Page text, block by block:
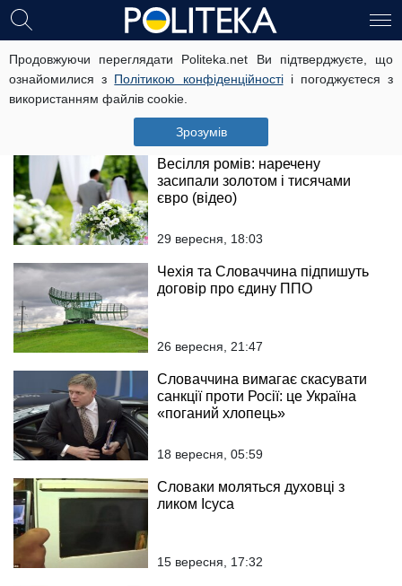
Продовжуючи переглядати Politeka.net Ви підтверджуєте, що
ознайомилися з Політикою конфіденційностіі погоджуєтеся з
використанням файлів cookie.
Зрозумів
Іноземець збив на смерть
пенсіонера на Львівщині
1 жовтня, 15:03
Весілля ромів: наречену
засипали золотом і тисячами
євро (відео)
29 вересня, 18:03
Чехія та Словаччина підпишуть
договір про єдину ППО
26 вересня, 21:47
Словаччина вимагає скасувати
санкції проти Росії: це Україна
«поганий хлопець»
18 вересня, 05:59
Словаки моляться духовці з
ликом Ісуса
15 вересня, 17:32